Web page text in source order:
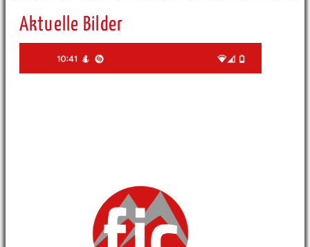
Aktuelle Bilder